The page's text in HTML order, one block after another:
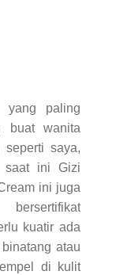
yang paling
buat wanita
seperti saya,
saat ini Gizi
ini juga
bersertifikat
kuatir ada
atau
di kulit